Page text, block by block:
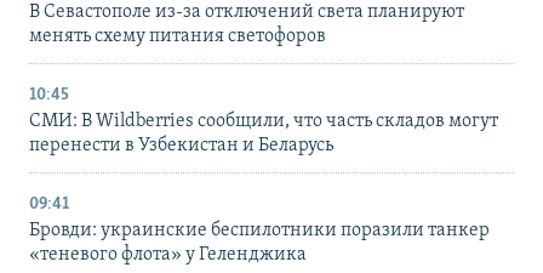
В Севастополе из-за отключений света планируют
менять схему питания светофоров
10:45
СМИ: В Wildberries сообщили, что часть складов могут
перенести в Узбекистан и Беларусь
09:41
Бровди: украинские беспилотники поразили танкер
«теневого флота» у Геленджика